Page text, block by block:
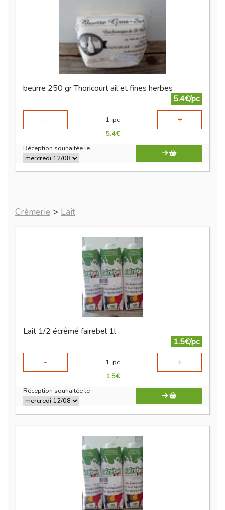
beurre 250 gr Thoricourt ail et fines herbes
5.4€/pc
-
1 pc +
5.4€
Réception souhaitée le
Crèmerie > Lait
Lait 1/2 écrêmé fairebel 1l
1.5€/pc
-
1 pc +
1.5€
Réception souhaitée le